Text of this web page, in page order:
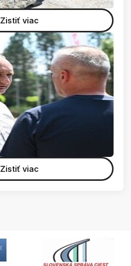
Zistiť viac
Zistiť viac